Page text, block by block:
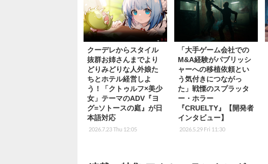
クーデレからスタイル
抜群お姉さんまでより
どりみどりな人外娘た
ちとホテル経営しよ
う！「クトゥルフ×美少
女」テーマのADV『ヨ
グ=ソトースの庭』が日
本語対応
2026.7.23 Thu 12:05
「大手ゲーム会社での
M&A経験がパブリッシ
ャーへの移植依頼とい
う気付きにつながっ
た」戦慄のスプラッタ
ー・ホラー
『CRUELTY』【開発者
インタビュー】
2026.5.29 Fri 11:30